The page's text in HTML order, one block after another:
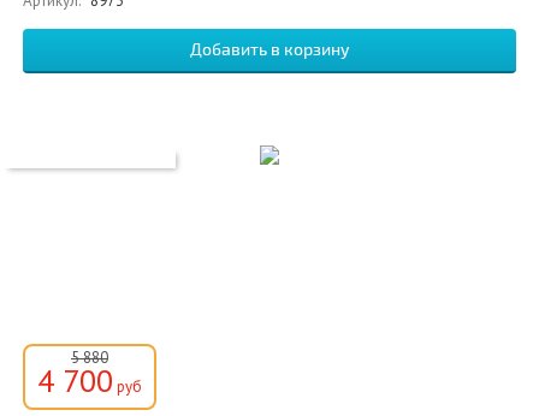
5 880
4 700 руб